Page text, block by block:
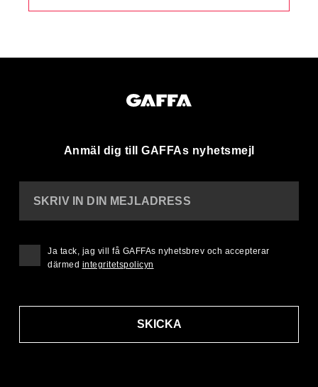
Anmäl dig till GAFFAs nyhetsmejl
SKRIV IN DIN MEJLADRESS
SKICKA
Ja tack, jag vill få GAFFAs nyhetsbrev och accepterar
därmed integritetspolicyn